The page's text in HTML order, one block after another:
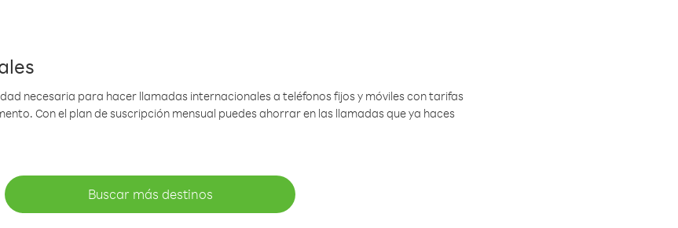
necesaria para hacer llamadas internacionales a teléfonos fijos y móviles con tarifas
Con el plan de suscripción mensual puedes ahorrar en las llamadas que ya haces
Buscar más destinos